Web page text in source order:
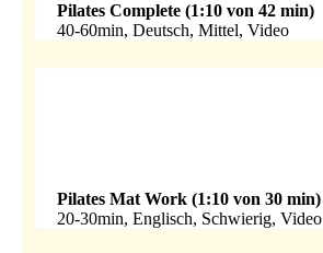
Pilates Complete (1:10 von 42 min)
40-60min, Deutsch, Mittel, Video
Pilates Mat Work (1:10 von 30 min)
20-30min, Englisch, Schwierig, Video